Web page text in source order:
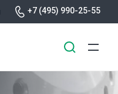
+7 (495) 990-25-55